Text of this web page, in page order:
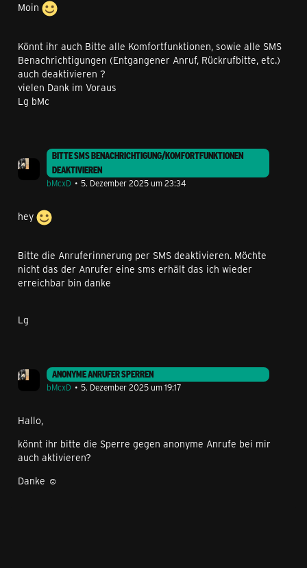
Moin
Könnt ihr auch Bitte alle Komfortfunktionen, sowie alle SMS
Benachrichtigungen (Entgangener Anruf, Rückrufbitte, etc.)
auch deaktivieren ?
vielen Dank im Voraus
Lg bMc
BITTE SMS BENACHRICHTIGUNG/KOMFORTFUNKTIONEN
DEAKTIVIEREN
bMcxD
5. Dezember 2025 um 23:34
hey
Bitte die Anruferinnerung per SMS deaktivieren. Möchte
nicht das der Anrufer eine sms erhält das ich wieder
erreichbar bin danke
Lg
ANONYME ANRUFER SPERREN
bMcxD
5. Dezember 2025 um 19:17
Hallo,
könnt ihr bitte die Sperre gegen anonyme Anrufe bei mir
auch aktivieren?
Danke ☺️